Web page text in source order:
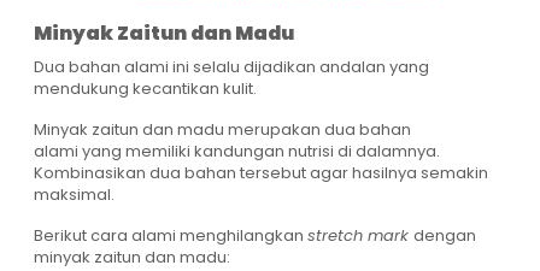
Minyak Zaitun dan Madu
Dua bahan alami ini selalu dijadikan andalan yang
mendukung kecantikan kulit.
Minyak zaitun dan madu merupakan dua bahan
alami yang memiliki kandungan nutrisi di dalamnya.
Kombinasikan dua bahan tersebut agar hasilnya semakin
maksimal.
Berikut cara alami menghilangkan stretch mark dengan
minyak zaitun dan madu: